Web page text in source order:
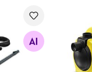
VC 3